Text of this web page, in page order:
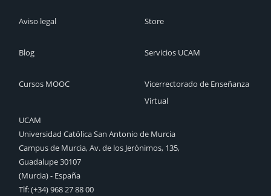
Aviso legal
Blog
Cursos MOOC
Store
Servicios UCAM
Vicerrectorado de Enseñanza
Virtual
UCAM
Universidad Católica San Antonio de Murcia
Campus de Murcia, Av. de los Jerónimos, 135,
Guadalupe 30107
(Murcia) - España
Tlf:(+34) 968 27 88 00